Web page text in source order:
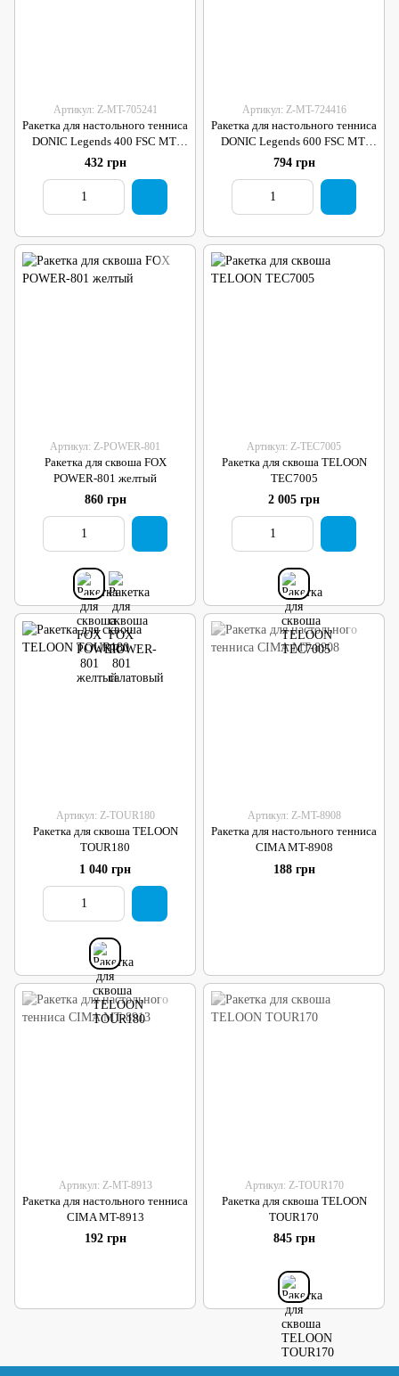
Артикул: Z-MT-705241
Ракетка для настольного тенниса
DONIC Legends 400 FSC MT-
705241
432 грн
Артикул: Z-MT-724416
Ракетка для настольного тенниса
DONIC Legends 600 FSC MT-
724416
794 грн
Артикул: Z-POWER-801
Ракетка для сквоша FOX
POWER-801 желтый
860 грн
Артикул: Z-TEC7005
Ракетка для сквоша TELOON
TEC7005
2 005 грн
Артикул: Z-TOUR180
Ракетка для сквоша TELOON
TOUR180
1 040 грн
Артикул: Z-MT-8908
Ракетка для настольного тенниса
CIMA MT-8908
188 грн
Артикул: Z-MT-8913
Ракетка для настольного тенниса
CIMA MT-8913
192 грн
Артикул: Z-TOUR170
Ракетка для сквоша TELOON
TOUR170
845 грн